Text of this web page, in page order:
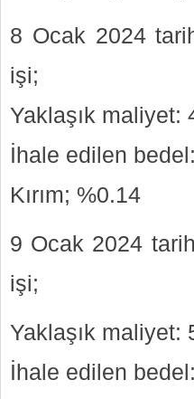
8 Ocak 2024
işi;
Yaklaşık maliyet:
İhale edilen
Kırım; %0.14
9 Ocak 2024
işi;
Yaklaşık maliyet:
İhale edilen